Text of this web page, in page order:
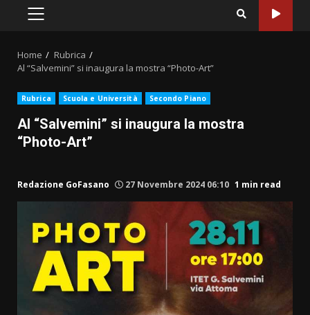
PRIMARY
Home
Rubrica
Al “Salvemini” si inaugura la mostra “Photo-Art”
Rubrica Scuola e Università Secondo Piano
Al “Salvemini” si inaugura la mostra
“Photo-Art”
Redazione GoFasano 27 Novembre 2024 06:10 1 min read